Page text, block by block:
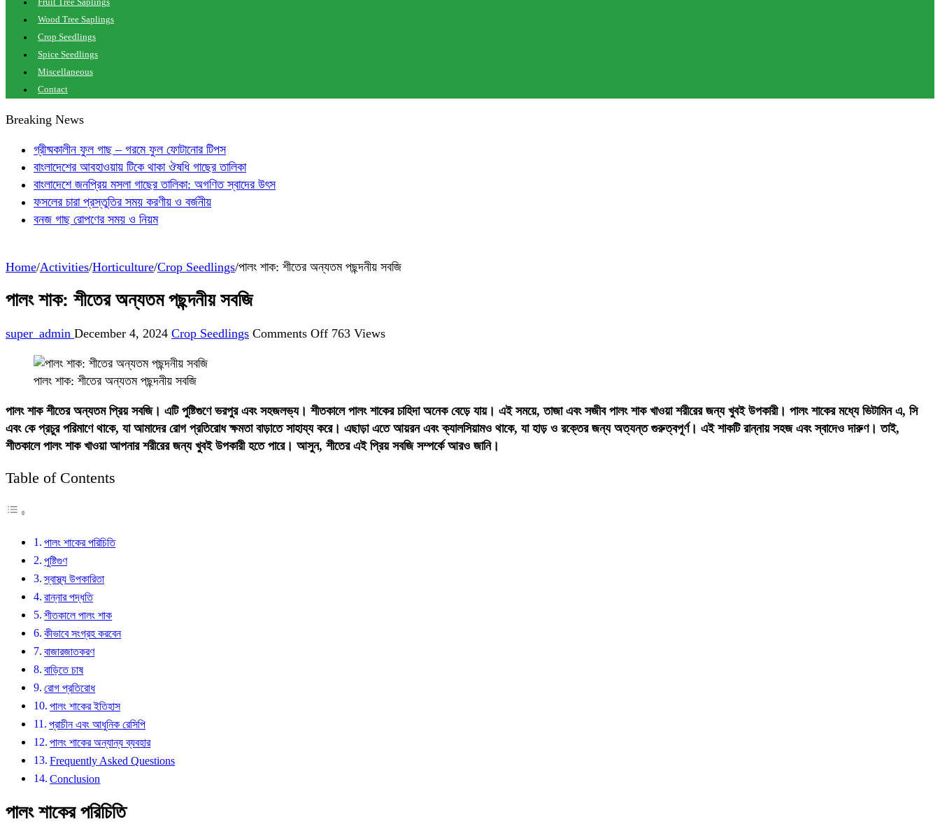
Fruit Tree Saplings
Wood Tree Saplings
Crop Seedlings
Spice Seedlings
Miscellaneous
Contact
Breaking News
গ্রীষ্মকালীন ফুল গাছ – গরমে ফুল ফোটানোর টিপস
বাংলাদেশের আবহাওয়ায় টিকে থাকা ঔষধি গাছের তালিকা
বাংলাদেশে জনপ্রিয় মসলা গাছের তালিকা: অগণিত স্বাদের উৎস
ফসলের চারা প্রস্তুতির সময় করণীয় ও বর্জনীয়
বনজ গাছ রোপণের সময় ও নিয়ম
Home/Activities/Horticulture/Crop Seedlings/পালং শাক: শীতের অন্যতম পছন্দনীয় সবজি
পালং শাক: শীতের অন্যতম পছন্দনীয় সবজি
super_admin December 4, 2024 Crop Seedlings Comments Offon
পছন্দনীয়
সবজি
763 Views
পালং শাক: শীতের অন্যতম পছন্দনীয় সবজি
পালং শাক শীতের অন্যতম প্রিয় সবজি। এটি পুষ্টিগুণে ভরপুর এবং সহজলভ্য। শীতকালে পালং শাকের চাহিদা অনেক বেড়ে যায়। এই সময়ে, তাজা এবং সজীব পালং শাক খাওয়া শরীরের জন্য খুবই উপকারী। পালং শাকের মধ্যে ভিটামিন এ, সি
এবং কে প্রচুর পরিমাণে থাকে, যা আমাদের রোগ প্রতিরোধ ক্ষমতা বাড়াতে সাহায্য করে। এছাড়া এতে আয়রন এবং ক্যালসিয়ামও থাকে, যা হাড় ও রক্তের জন্য অত্যন্ত গুরুত্বপূর্ণ। এই শাকটি রান্নায় সহজ এবং স্বাদেও দারুণ। তাই,
শীতকালে পালং শাক খাওয়া আপনার শরীরের জন্য খুবই উপকারী হতে পারে। আসুন, শীতের এই প্রিয় সবজি সম্পর্কে আরও জানি।
Table of Contents
পালং শাকের পরিচিতি
পুষ্টিগুণ
স্বাস্থ্য উপকারিতা
রান্নার পদ্ধতি
শীতকালে পালং শাক
কীভাবে সংগ্রহ করবেন
বাজারজাতকরণ
বাড়িতে চাষ
রোগ প্রতিরোধ
পালং শাকের ইতিহাস
প্রাচীন এবং আধুনিক রেসিপি
পালং শাকের অন্যান্য ব্যবহার
Frequently Asked Questions
Conclusion
পালং শাকের পরিচিতি